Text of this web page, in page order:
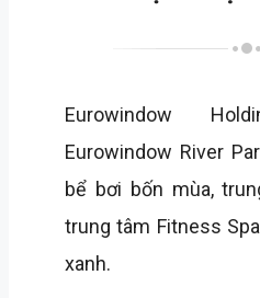
Eurowindow
Eurowindow River
bể bơi bốn mùa,
trung tâm Fitness
xanh.